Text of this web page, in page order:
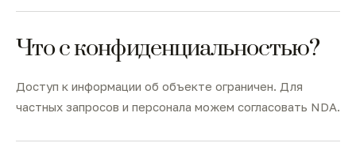
Что с конфиденциальностью?
Доступ к информации об объекте ограничен. Для
частных запросов и персонала можем согласовать NDA.